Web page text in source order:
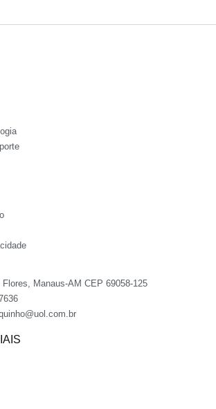
Flores, Manaus-AM CEP 69058-125